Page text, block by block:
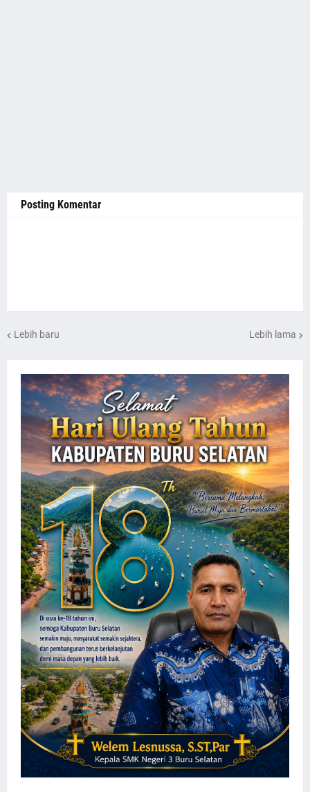
Posting Komentar
Lebih baru Lebih lama